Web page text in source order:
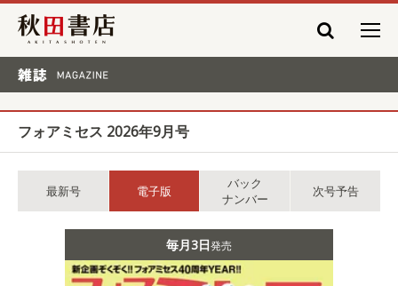
秋田書店
フォアミセス 2026年9月号
最新号 電子版
バック
ナンバー
次号予告
毎月3日発売